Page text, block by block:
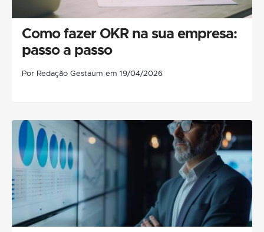
Como fazer OKR na sua empresa:
passo a passo
Por Redação Gestaum em 19/04/2026